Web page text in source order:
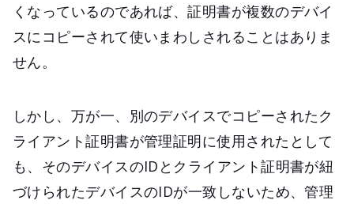
くなっているのであれば、証明書が複数のデバイ
スにコピーされて使いまわしされることはありま
せん。
しかし、万が一、別のデバイスでコピーされたク
ライアント証明書が管理証明に使用されたとして
も、そのデバイスのIDとクライアント証明書が紐
づけられたデバイスのIDが一致しないため、管理